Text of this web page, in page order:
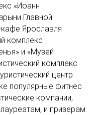
«Иоанн
Главной
Ярославля
комплекс
и «Музей
комплекс
центр
популярные фитнес
компании,
и призерам